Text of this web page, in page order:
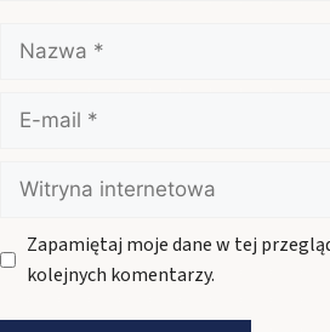
Nazwa
mail
Witryna
internetowa
Zapamiętaj moje dane w tej
kolejnych komentarzy.